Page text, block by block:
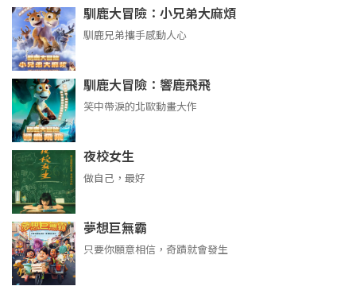
馴鹿大冒險：小兄弟大麻煩
馴鹿兄弟攜手感動人心
馴鹿大冒險：響鹿飛飛
笑中帶淚的北歐動畫大作
夜校女生
做自己，最好
夢想巨無霸
只要你願意相信，奇蹟就會發生